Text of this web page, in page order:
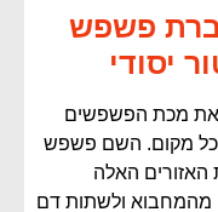
פשפש
יסודי
את מכת הפשפשים
מקום. השם פשפש
האלה
מהמחבוא ולשתות דם